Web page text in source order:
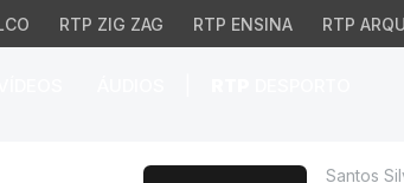
RTP ZIG ZAG RTP ENSINA RTP
com quem
Santos